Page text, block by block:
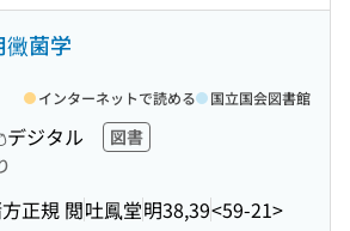
黴菌学
デジタル
図書
正規 閲吐鳳堂明38,39<59-21>
インターネットで読める 国立国会図書館